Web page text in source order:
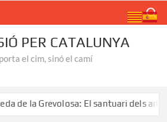
PER CATALUNYA
el cim, sinó el camí
la Grevolosa: El santuari dels arbres